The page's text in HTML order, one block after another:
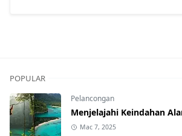
POPULAR
Pelancongan
Menjelajahi Keindahan
Mac 7, 2025